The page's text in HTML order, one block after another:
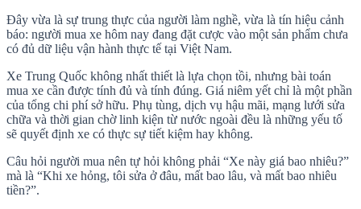
Đây vừa là sự trung thực của người làm nghề, vừa là tín hiệu cảnh
báo: người mua xe hôm nay đang đặt cược vào một sản phẩm chưa
có đủ dữ liệu vận hành thực tế tại Việt Nam.
Xe Trung Quốc không nhất thiết là lựa chọn tồi, nhưng bài toán
mua xe cần được tính đủ và tính đúng. Giá niêm yết chỉ là một phần
của tổng chi phí sở hữu. Phụ tùng, dịch vụ hậu mãi, mạng lưới sửa
chữa và thời gian chờ linh kiện từ nước ngoài đều là những yếu tố
sẽ quyết định xe có thực sự tiết kiệm hay không.
Câu hỏi người mua nên tự hỏi không phải “Xe này giá bao nhiêu?”
mà là “Khi xe hỏng, tôi sửa ở đâu, mất bao lâu, và mất bao nhiêu
tiền?”.